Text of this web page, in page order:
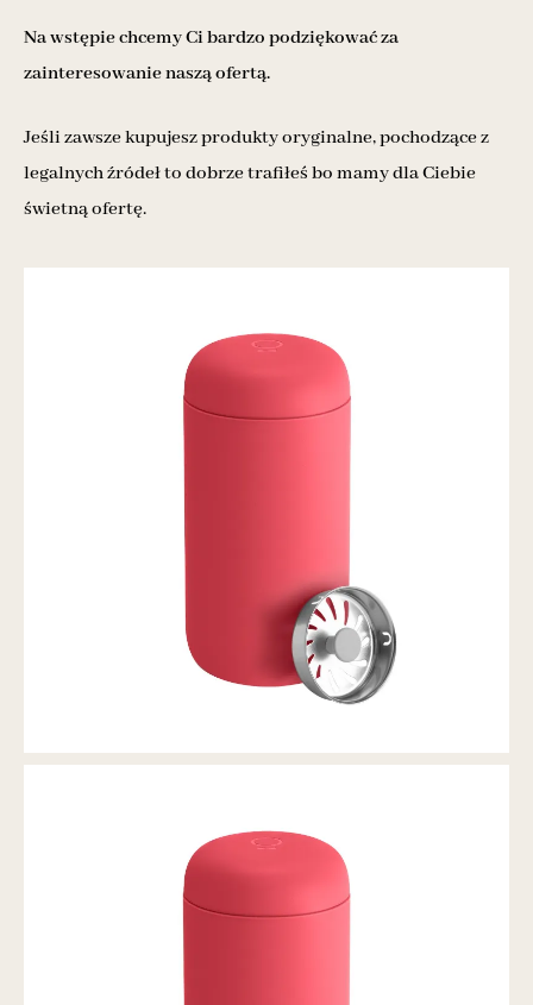
Na wstępie chcemy Ci bardzo podziękować za
zainteresowanie naszą ofertą.
Jeśli zawsze kupujesz produkty oryginalne, pochodzące z
legalnych źródeł to dobrze trafiłeś bo mamy dla Ciebie
świetną ofertę.